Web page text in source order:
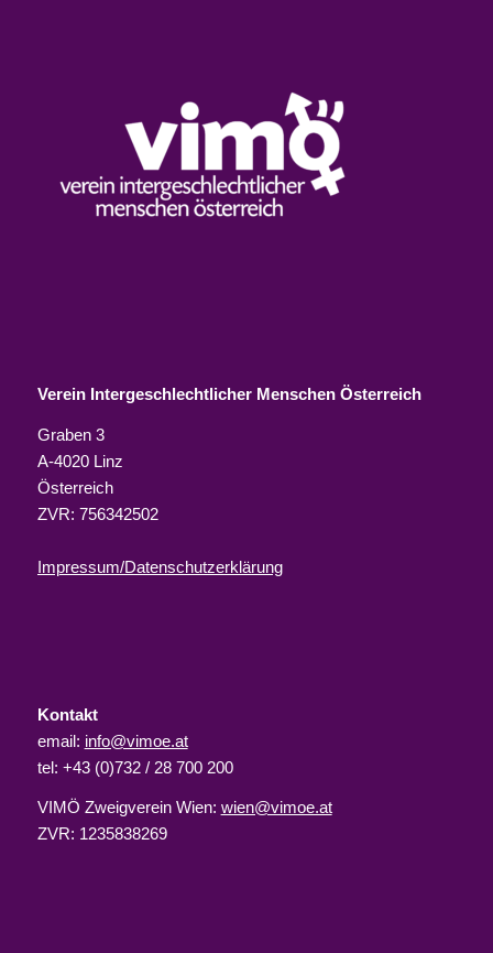
Verein Intergeschlechtlicher Menschen Österreich
Graben 3
A-4020 Linz
Österreich
ZVR: 756342502
Impressum/Datenschutzerklärung
Kontakt
email: info@vimoe.at
tel: +43 (0)732 / 28 700 200
VIMÖ Zweigverein Wien: wien@vimoe.at
ZVR: 1235838269